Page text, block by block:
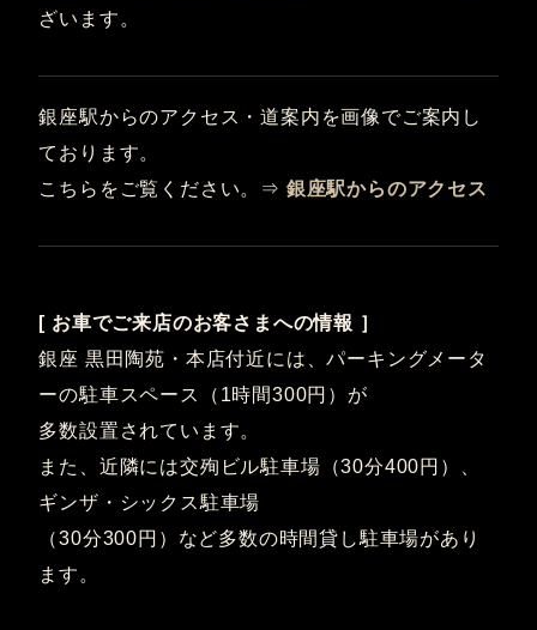
ざいます。
銀座駅からのアクセス・道案内を画像でご案内し
ております。
こちらをご覧ください。⇒ 銀座駅からのアクセス
[ お車でご来店のお客さまへの情報 ］
銀座 黒田陶苑・本店付近には、パーキングメータ
ーの駐車スペース（1時間300円）が
多数設置されています。
また、近隣には交殉ビル駐車場（30分400円）、
ギンザ・シックス駐車場
（30分300円）など多数の時間貸し駐車場があり
ます。